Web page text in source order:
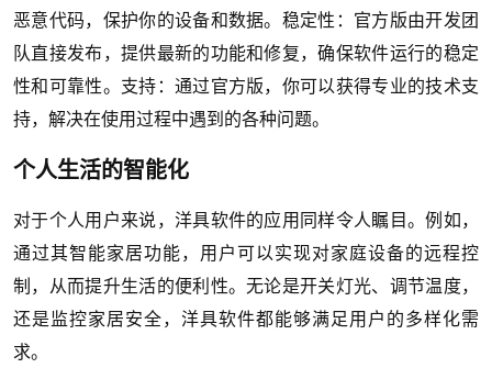
恶意代码，保护你的设备和数据。稳定性：官方版由开发团
队直接发布，提供最新的功能和修复，确保软件运行的稳定
性和可靠性。支持：通过官方版，你可以获得专业的技术支
持，解决在使用过程中遇到的各种问题。
个人生活的智能化
对于个人用户来说，洋具软件的应用同样令人瞩目。例如，
通过其智能家居功能，用户可以实现对家庭设备的远程控
制，从而提升生活的便利性。无论是开关灯光、调节温度，
还是监控家居安全，洋具软件都能够满足用户的多样化需
求。